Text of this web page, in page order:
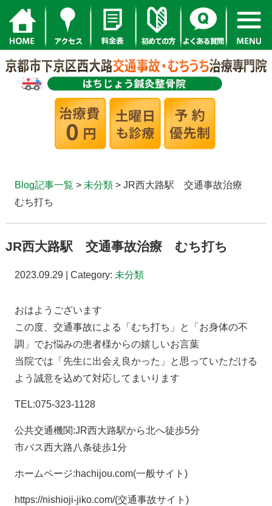
Blog記事一覧 > 未分類> JR西大路駅 交通事故治療
むち打ち
JR西大路駅 交通事故治療 むち打ち
2023.09.29 | Category: 未分類
おはようございます
この度、交通事故による「むち打ち」と「お身体の不
調」でお悩みの患者様からの嬉しいお言葉
当院では「先生に出会え良かった」と思っていただける
よう誠意を込めて対応してまいります
TEL:075-323-1128
公共交通機関:JR西大路駅から北へ徒歩5分
市バス西大路八条徒歩1分
ホームページ:hachijou.com(一般サイト)
https://nishioji-jiko.com/(交通事故サイト)